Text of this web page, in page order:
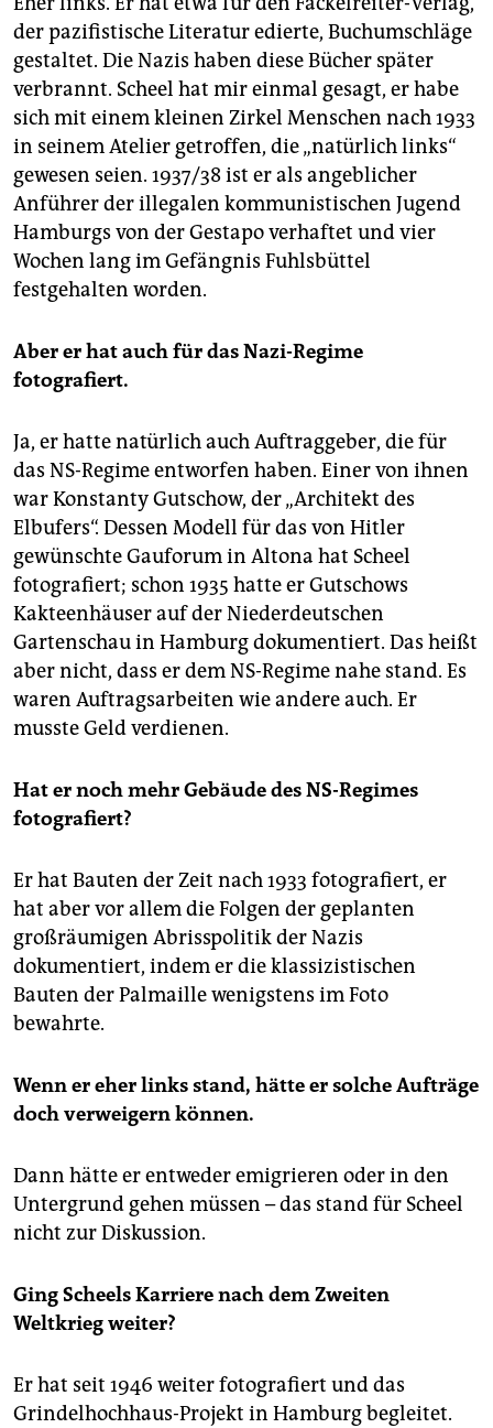
der pazifistische Literatur edierte, Buchumschläge
gestaltet. Die Nazis haben diese Bücher später
verbrannt. Scheel hat mir einmal gesagt, er habe
sich mit einem kleinen Zirkel Menschen nach 1933
in seinem Atelier getroffen, die „natürlich links“
gewesen seien. 1937/38 ist er als angeblicher
Anführer der illegalen kommunistischen Jugend
Hamburgs von der Gestapo verhaftet und vier
Wochen lang im Gefängnis Fuhlsbüttel
festgehalten worden.
Aber er hat auch für das Nazi-Regime
fotografiert.
Ja, er hatte natürlich auch Auftraggeber, die für
das NS-Regime entworfen haben. Einer von ihnen
war Konstanty Gutschow, der „Architekt des
Elbufers“. Dessen Modell für das von Hitler
gewünschte Gauforum in Altona hat Scheel
fotografiert; schon 1935 hatte er Gutschows
Kakteenhäuser auf der Niederdeutschen
Gartenschau in Hamburg dokumentiert. Das heißt
aber nicht, dass er dem NS-Regime nahe stand. Es
waren Auftragsarbeiten wie andere auch. Er
musste Geld verdienen.
Hat er noch mehr Gebäude des NS-Regimes
fotografiert?
Er hat Bauten der Zeit nach 1933 fotografiert, er
hat aber vor allem die Folgen der geplanten
großräumigen Abrisspolitik der Nazis
dokumentiert, indem er die klassizistischen
Bauten der Palmaille wenigstens im Foto
bewahrte.
Wenn er eher links stand, hätte er solche Aufträge
doch verweigern können.
Dann hätte er entweder emigrieren oder in den
Untergrund gehen müssen – das stand für Scheel
nicht zur Diskussion.
Ging Scheels Karriere nach dem Zweiten
Weltkrieg weiter?
Er hat seit 1946 weiter fotografiert und das
Grindelhochhaus-Projekt in Hamburg begleitet.